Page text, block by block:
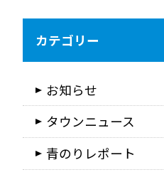
カテゴリー
お知らせ
タウンニュース
青のりレポート